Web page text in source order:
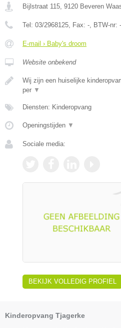
Bijlstraat 115 9120 Beveren
Tel: 03/2968125 , Fax: - , BTW-nr: -
E-mail › Baby's droom
Website onbekend
Wij zijn een huiselijke
per ▼
Diensten: Kinderopvang
Openingstijden ▼
Sociale media:
BEKIJK VOLLEDIG PROFIEL
Kinderopvang Tjagerke